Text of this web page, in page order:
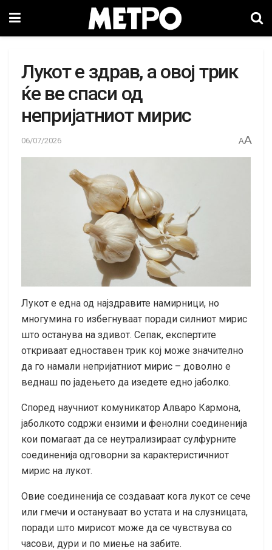
Лукот е здрав, а овој трик
ќе ве спаси од
непријатниот мирис
06/07/2026 AA
Лукот е една од најздравите намирници, но
многумина го избегнуваат поради силниот мирис
што останува на здивот. Сепак, експертите
откриваат едноставен трик кој може значително
да го намали непријатниот мирис – доволно е
веднаш по јадењето да изедете едно јаболко.
Според научниот комуникатор Алваро Кармона,
јаболкото содржи ензими и фенолни соединенија
кои помагаат да се неутрализираат сулфурните
соединенија одговорни за карактеристичниот
мирис на лукот.
Овие соединенија се создаваат кога лукот се сече
или гмечи и остануваат во устата и на слузницата,
поради што мирисот може да се чувствува со
часови, дури и по миење на забите.